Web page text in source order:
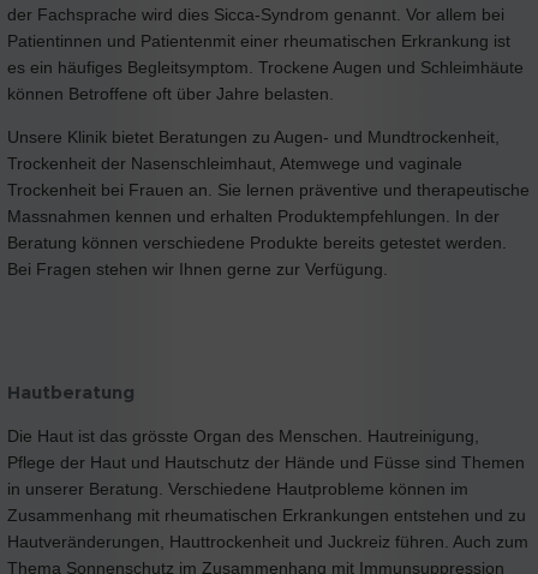
der Fachsprache wird dies Sicca-Syndrom genannt. Vor allem bei
Patientinnen und Patientenmit einer rheumatischen Erkrankung ist
es ein häufiges Begleitsymptom. Trockene Augen und Schleimhäute
können Betroffene oft über Jahre belasten.
Unsere Klinik bietet Beratungen zu Augen- und Mundtrockenheit,
Trockenheit der Nasenschleimhaut, Atemwege und vaginale
Trockenheit bei Frauen an. Sie lernen präventive und therapeutische
Massnahmen kennen und erhalten Produktempfehlungen. In der
Beratung können verschiedene Produkte bereits getestet werden.
Bei Fragen stehen wir Ihnen gerne zur Verfügung.
Hautberatung
Die Haut ist das grösste Organ des Menschen. Hautreinigung,
Pflege der Haut und Hautschutz der Hände und Füsse sind Themen
in unserer Beratung. Verschiedene Hautprobleme können im
Zusammenhang mit rheumatischen Erkrankungen entstehen und zu
Hautveränderungen, Hauttrockenheit und Juckreiz führen. Auch zum
Thema Sonnenschutz im Zusammenhang mit Immunsuppression